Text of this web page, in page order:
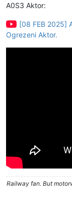
A0S3 Aktor:
[08 FEB 2025]
Ogrezeni Aktor.
Railway fan. But